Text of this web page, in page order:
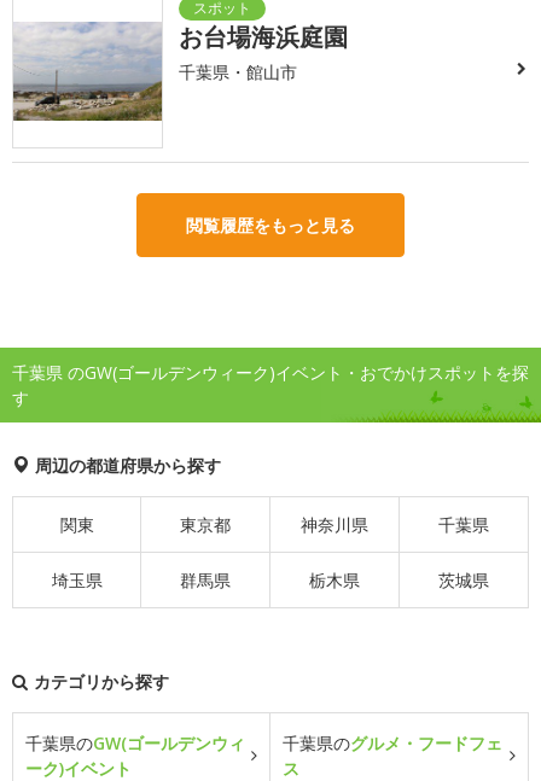
お台場海浜庭園
千葉県・館山市
閲覧履歴をもっと見る
千葉県 のGW(ゴールデンウィーク)イベント・おでかけスポットを探
す
周辺の都道府県から探す
関東 東京都 神奈川県 千葉県
埼玉県 群馬県 栃木県 茨城県
カテゴリから探す
千葉県のGW(ゴールデンウィ
ーク)イベント
千葉県のグルメ・フードフェ
ス